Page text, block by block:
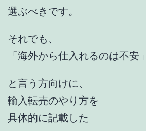
選ぶべきです。
それでも、
「海外から仕入れるのは不安」
と言う方向けに、
輸入転売のやり方を
具体的に記載した